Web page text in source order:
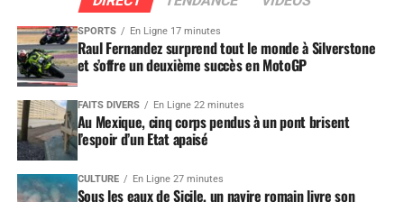
SPORTS En Ligne 17 minutes
Raul Fernandez surprend tout le monde à Silverstone
et s’offre un deuxième succès en MotoGP
FAITS DIVERS En Ligne 22 minutes
Au Mexique, cinq corps pendus à un pont brisent
l’espoir d’un Etat apaisé
CULTURE En Ligne 27 minutes
Sous les eaux de Sicile, un navire romain livre son